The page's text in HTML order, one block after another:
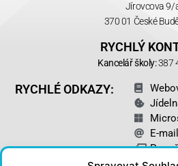
Jírovcova 9/
370 01 České
RYCHLÝ
Kancelář školy:387
RYCHLÉ ODKAZY:
E-
Pro